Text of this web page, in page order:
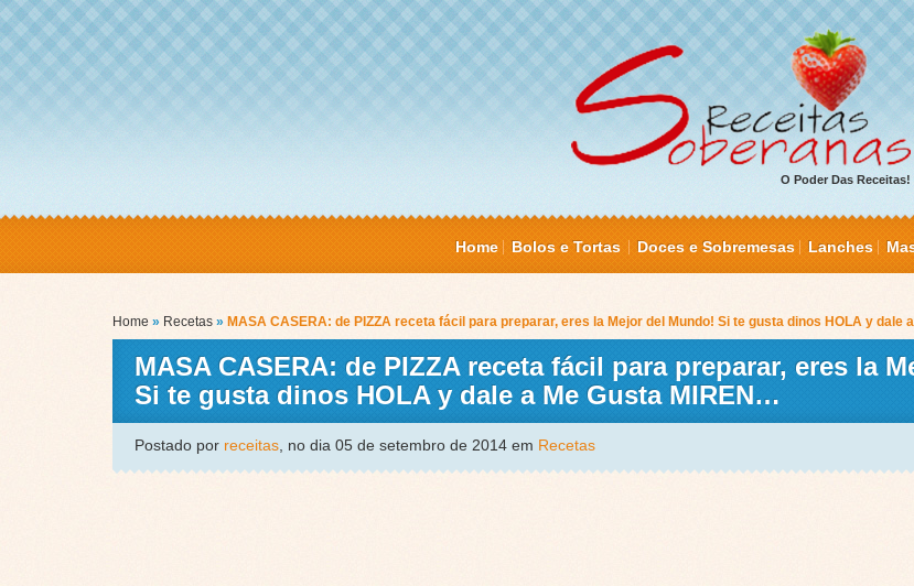
O Poder Das Receitas!
Home Bolos e Tortas Doces e Sobremesas Lanches
Home » Recetas » MASA CASERA: de PIZZA receta fácil para preparar, eres la Mejor del Mundo! Si te gusta dinos HOLA y dale
MASA CASERA: de PIZZA receta fácil para preparar, eres la
Si te gusta dinos HOLA y dale a Me Gusta MIREN…
Postado por receitas , no dia 05 de setembro de 2014 em Recetas